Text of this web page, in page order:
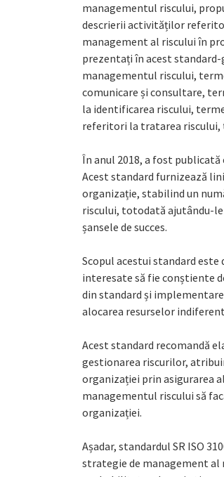
managementul riscului,
descrierii activităților
management al riscului în
prezentați în acest
managementul riscului,
comunicare și consultare,
la identificarea riscului,
referitori la tratarea
În anul 2018, a fost publicată
Acest standard furnizează
organizație, stabilind un
riscului, totodată ajutându-
șansele de succes.
Scopul acestui standard
interesate să fie conștiente
din standard și
alocarea resurselor
Acest standard recomandă
gestionarea riscurilor,
organizației prin asigurarea
managementul riscului să
organizației.
Așadar, standardul SR ISO
strategie de management al